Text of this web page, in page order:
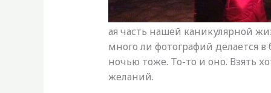
ая часть нашей каникулярной
много ли фотографий делается в
ночью тоже. То-то и оно. Взять
желаний.